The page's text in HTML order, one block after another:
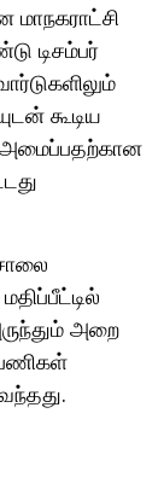
டிசம்பர்
கூடிய
அறை